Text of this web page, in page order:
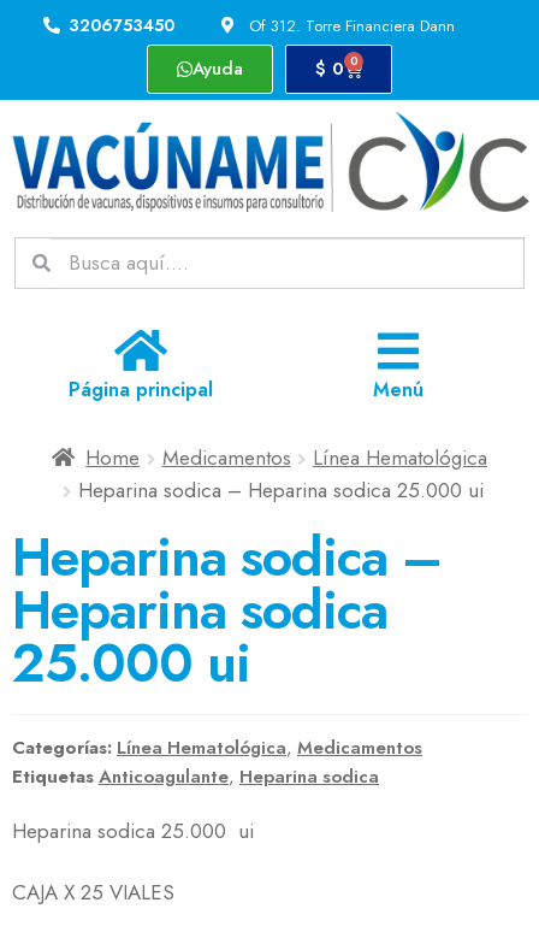
3206753450 Of 312. Torre Financiera Dann
Ayuda $ 0 0
Página principal Menú
Home Medicamentos
Línea Hematológica
Heparina sodica – Heparina sodica 25.000 ui
Heparina sodica –
Heparina sodica
25.000 ui
Categorías: Línea Hematológica, Medicamentos
EtiquetasAnticoagulante, Heparina sodica
Heparina sodica 25.000 ui
CAJA X 25 VIALES